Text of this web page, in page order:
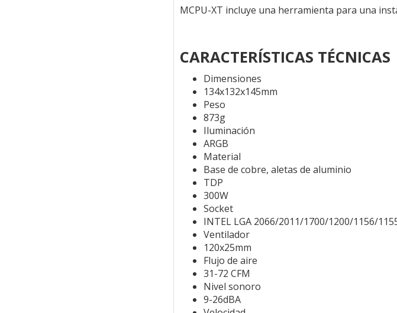
MCPU-XT incluye una herramienta para una
CARACTERÍSTICAS TÉCNICAS
Dimensiones
134x132x145mm
Peso
873g
Iluminación
ARGB
Material
Base de cobre, aletas de aluminio
TDP
300W
Socket
INTEL LGA 2066/2011/1700/1200/1156/
Ventilador
120x25mm
Flujo de aire
31-72 CFM
Nivel sonoro
9-26dBA